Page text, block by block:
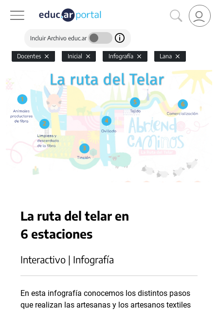
Incluir Archivo educ.ar
Docentes Inicial Infografía Lana
La ruta del telar en
6 estaciones
Interactivo | Infografía
En esta infografía conocemos los distintos pasos
que realizan las artesanas y los artesanos textiles